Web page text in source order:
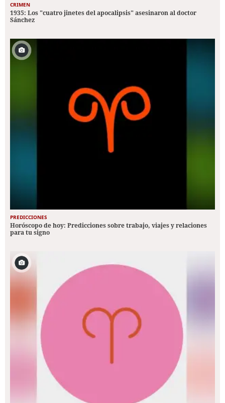
CRIMEN
1935: Los "cuatro jinetes del apocalipsis" asesinaron al doctor
Sánchez
PREDICCIONES
Horóscopo de hoy: Predicciones sobre trabajo, viajes y relaciones
para tu signo